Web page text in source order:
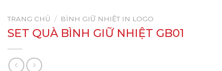
TRANG CHỦ / BÌNH GIỮ NHIỆT IN LOGO
SET QUÀ BÌNH GIỮ NHIỆT GB01